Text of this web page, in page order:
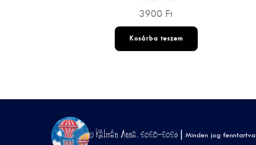
3900 Ft
Kosárba teszem
© Kálmán Anna, 2023-2026 | Minden jog fenntartva